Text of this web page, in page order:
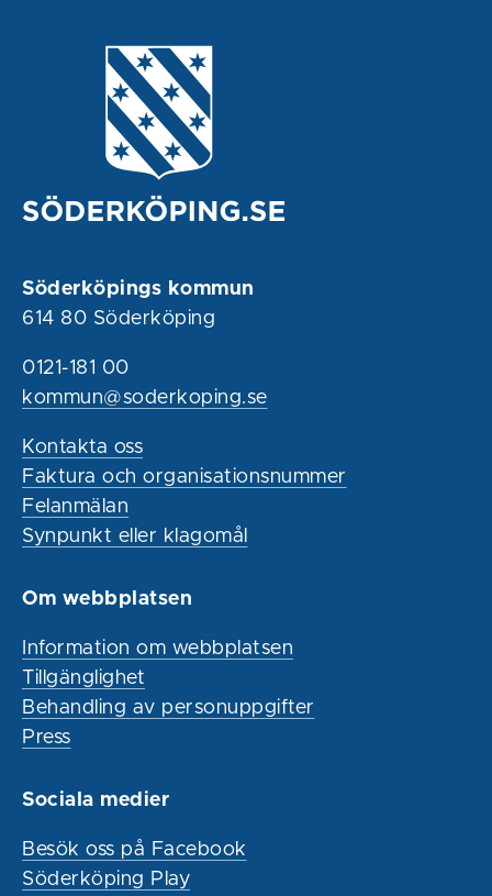
Söderköpings kommun
614 80 Söderköping
0121-181 00
kommun@soderkoping.se
Kontakta oss
Faktura och organisationsnummer
Felanmälan
Synpunkt eller klagomål
Om webbplatsen
Information om webbplatsen
Tillgänglighet
Behandling av personuppgifter
Press
Sociala medier
Besök oss på Facebook
Söderköping Play